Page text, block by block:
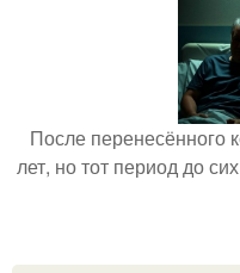
После перенесённого
лет, но тот период до